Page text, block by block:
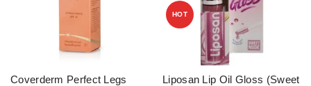
Coverderm Perfect Legs
HOT
Liposan Lip Oil Gloss (Sweet